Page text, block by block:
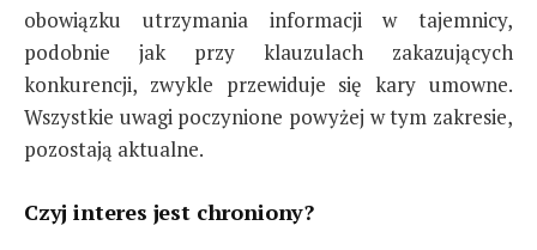
obowiązku utrzymania informacji w tajemnicy,
podobnie jak przy klauzulach zakazujących
konkurencji, zwykle przewiduje się kary umowne.
Wszystkie uwagi poczynione powyżej w tym zakresie,
pozostają aktualne.
Czyj interes jest chroniony?